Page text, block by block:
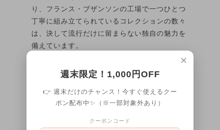
り、フランス・ブザンソンの工場で一つひとつ
丁寧に組み立てられているコレクションの数々
は、決して流行だけに留まらない独自の魅力を
備えています。
ムーブメント
ロンダ社製クォーツ（スイ
ケース
ステンレススチール（シルバ
×
週末限定！1,000円OFF
👉 週末だけのチャンス！今すぐ使えるクー
ポン配布中✨（※一部対象外あり）
クーポンコード